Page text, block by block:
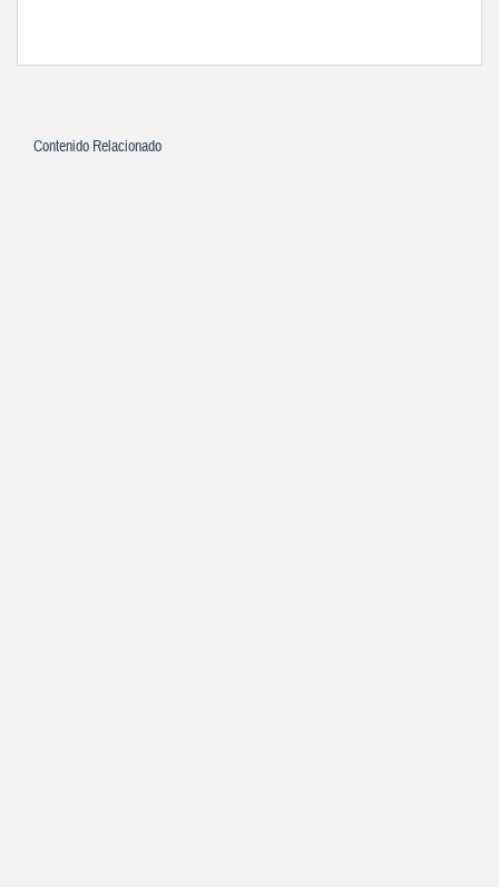
Contenido Relacionado